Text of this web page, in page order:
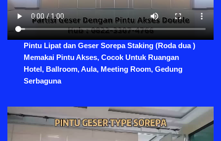
Pintu Lipat dan Geser Sorepa Staking (Roda dua )
Memakai Pintu Akses, Cocok Untuk Ruangan
Hotel, Ballroom, Aula, Meeting Room, Gedung
Serbaguna